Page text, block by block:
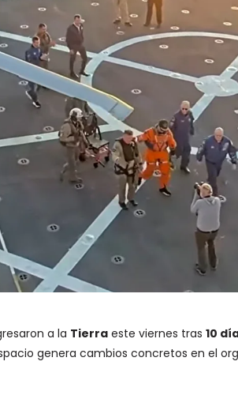
a la Tierraeste viernes tras 10
genera cambios concretos en el